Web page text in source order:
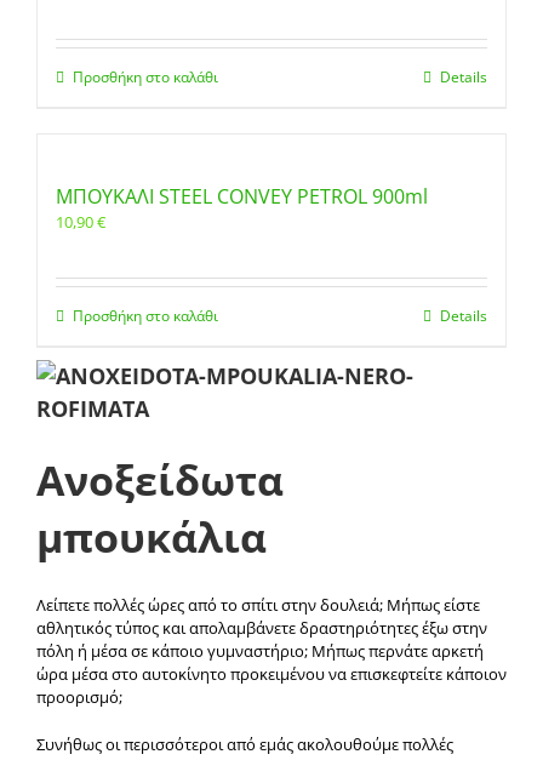
Προσθήκη στο καλάθι Details
ΜΠΟΥΚΑΛΙ STEEL CONVEY PETROL 900ml
10,90€
Προσθήκη στο καλάθι Details
Ανοξείδωτα
μπουκάλια
Λείπετε πολλές ώρες από το σπίτι στην δουλειά; Μήπως είστε
αθλητικός τύπος και απολαμβάνετε δραστηριότητες έξω στην
πόλη ή μέσα σε κάποιο γυμναστήριο; Μήπως περνάτε αρκετή
ώρα μέσα στο αυτοκίνητο προκειμένου να επισκεφτείτε κάποιον
προορισμό;
Συνήθως οι περισσότεροι από εμάς ακολουθούμε πολλές